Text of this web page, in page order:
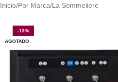
Inicio/Por Marca/La Sommeliere
-13%
AGOTADO